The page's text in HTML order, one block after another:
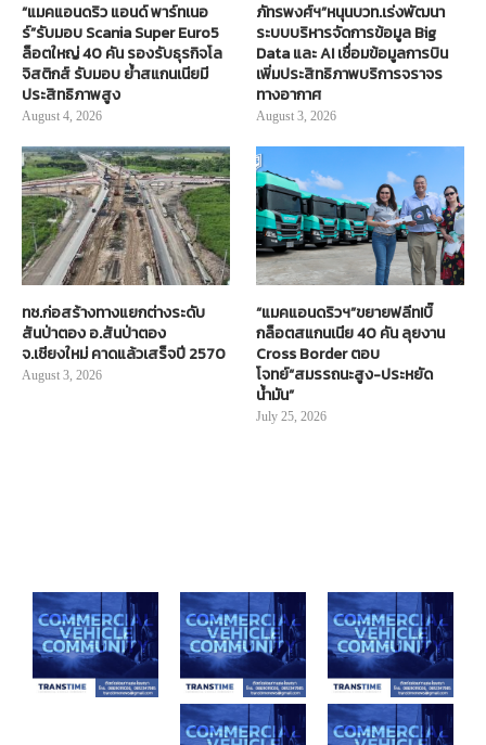
“แมคแอนดริว แอนด์ พาร์ทเนอ
ร์”รับมอบ Scania Super Euro5
ล็อตใหญ่ 40 คัน รองรับธุรกิจโล
จิสติกส์ รับมอบ ย้ำสแกนเนียมี
ประสิทธิภาพสูง
August 4, 2026
ภัทรพงศ์ฯ”หนุนบวท.เร่งพัฒนา
ระบบบริหารจัดการข้อมูล Big
Data และ AI เชื่อมข้อมูลการบิน
เพิ่มประสิทธิภาพบริการจราจร
ทางอากาศ
August 3, 2026
ทช.ก่อสร้างทางแยกต่างระดับ
สันป่าตอง อ.สันป่าตอง
จ.เชียงใหม่ คาดแล้วเสร็จปี 2570
August 3, 2026
“แมคแอนดริวฯ”ขยายฟลีท!บิ๊
กล็อตสแกนเนีย 40 คัน ลุยงาน
Cross Border ตอบ
โจทย์“สมรรถนะสูง-ประหยัด
น้ำมัน”
July 25, 2026